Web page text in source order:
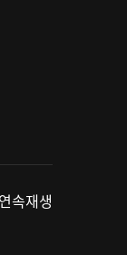
연속재생